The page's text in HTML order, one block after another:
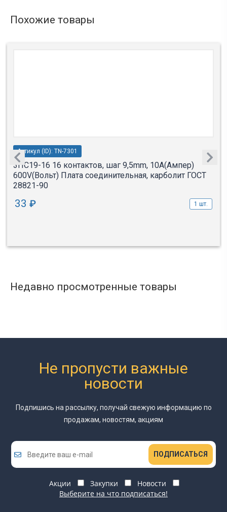
Похожие товары
Артикул (ID): TN-7301
3ПС19-16 16 контактов, шаг 9,5mm, 10A(Ампер)
600V(Вольт) Плата соединительная, карболит ГОСТ
28821-90
33 ₽ 1 шт.
Недавно просмотренные товары
Не пропусти важные
новости
Подпишись на рассылку, получай свежую информацию по
продажам, новостям, акциям
ПОДПИСАТЬСЯ
Акции Закупки
Новости
Выберите на что подписаться!